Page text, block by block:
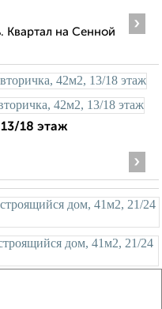
Квартал на Сенной
›
18 этаж
›